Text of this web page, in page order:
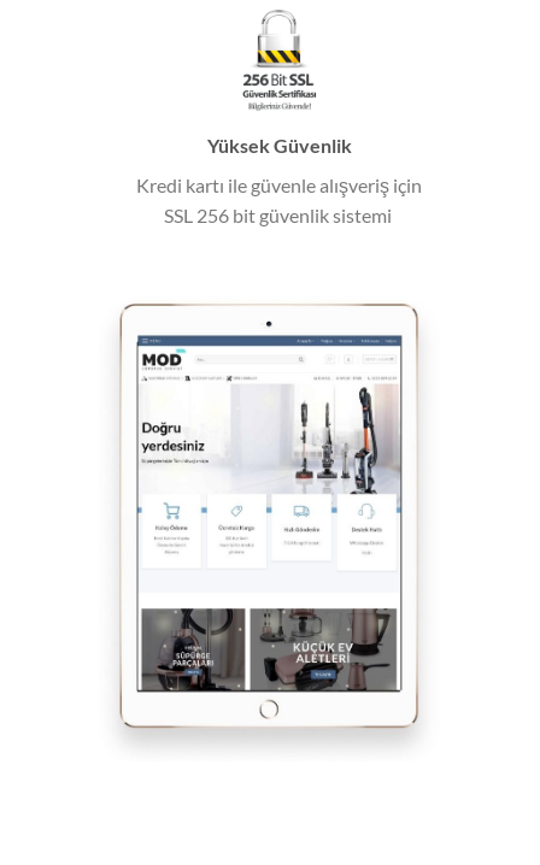
Yüksek Güvenlik
Kredi kartı ile güvenle alışveriş için
SSL 256 bit güvenlik sistemi